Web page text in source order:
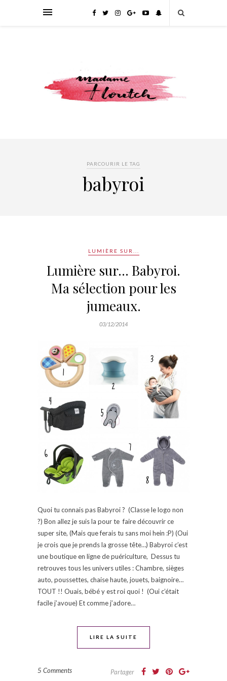
PARCOURIR LE TAG
babyroi
LUMIÈRE SUR...
Lumière sur… Babyroi.
Ma sélection pour les
jumeaux.
03/12/2014
Quoi tu connais pas Babyroi ? (Classe le logo non
?) Bon allez je suis la pour te faire découvrir ce
super site, (Mais que ferais tu sans moi hein :P) (Oui
je crois que je prends la grosse tête…) Babyroi c’est
une boutique en ligne de puériculture, Dessus tu
retrouves tous les univers utiles : Chambre, sièges
auto, poussettes, chaise haute, jouets, baignoire…
TOUT !! Ouais, bébé y est roi quoi ! (Oui c’était
facile j’avoue) Et comme j’adore…
LIRE LA SUITE
5 Comments Partager